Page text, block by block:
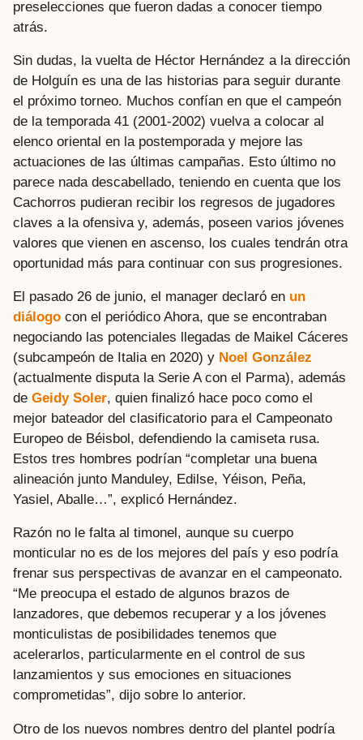
preselecciones que fueron dadas a conocer tiempo
atrás.
Sin dudas, la vuelta de Héctor Hernández a la dirección
de Holguín es una de las historias para seguir durante
el próximo torneo. Muchos confían en que el campeón
de la temporada 41 (2001-2002) vuelva a colocar al
elenco oriental en la postemporada y mejore las
actuaciones de las últimas campañas. Esto último no
parece nada descabellado, teniendo en cuenta que los
Cachorros pudieran recibir los regresos de jugadores
claves a la ofensiva y, además, poseen varios jóvenes
valores que vienen en ascenso, los cuales tendrán otra
oportunidad más para continuar con sus progresiones.
El pasado 26 de junio, el manager declaró en un
diálogo con el periódico Ahora, que se encontraban
negociando las potenciales llegadas de Maikel Cáceres
(subcampeón de Italia en 2020) y Noel González
(actualmente disputa la Serie A con el Parma), además
de Geidy Soler, quien finalizó hace poco como el
mejor bateador del clasificatorio para el Campeonato
Europeo de Béisbol, defendiendo la camiseta rusa.
Estos tres hombres podrían “completar una buena
alineación junto Manduley, Edilse, Yéison, Peña,
Yasiel, Aballe…”, explicó Hernández.
Razón no le falta al timonel, aunque su cuerpo
monticular no es de los mejores del país y eso podría
frenar sus perspectivas de avanzar en el campeonato.
“Me preocupa el estado de algunos brazos de
lanzadores, que debemos recuperar y a los jóvenes
monticulistas de posibilidades tenemos que
acelerarlos, particularmente en el control de sus
lanzamientos y sus emociones en situaciones
comprometidas”, dijo sobre lo anterior.
Otro de los nuevos nombres dentro del plantel podría